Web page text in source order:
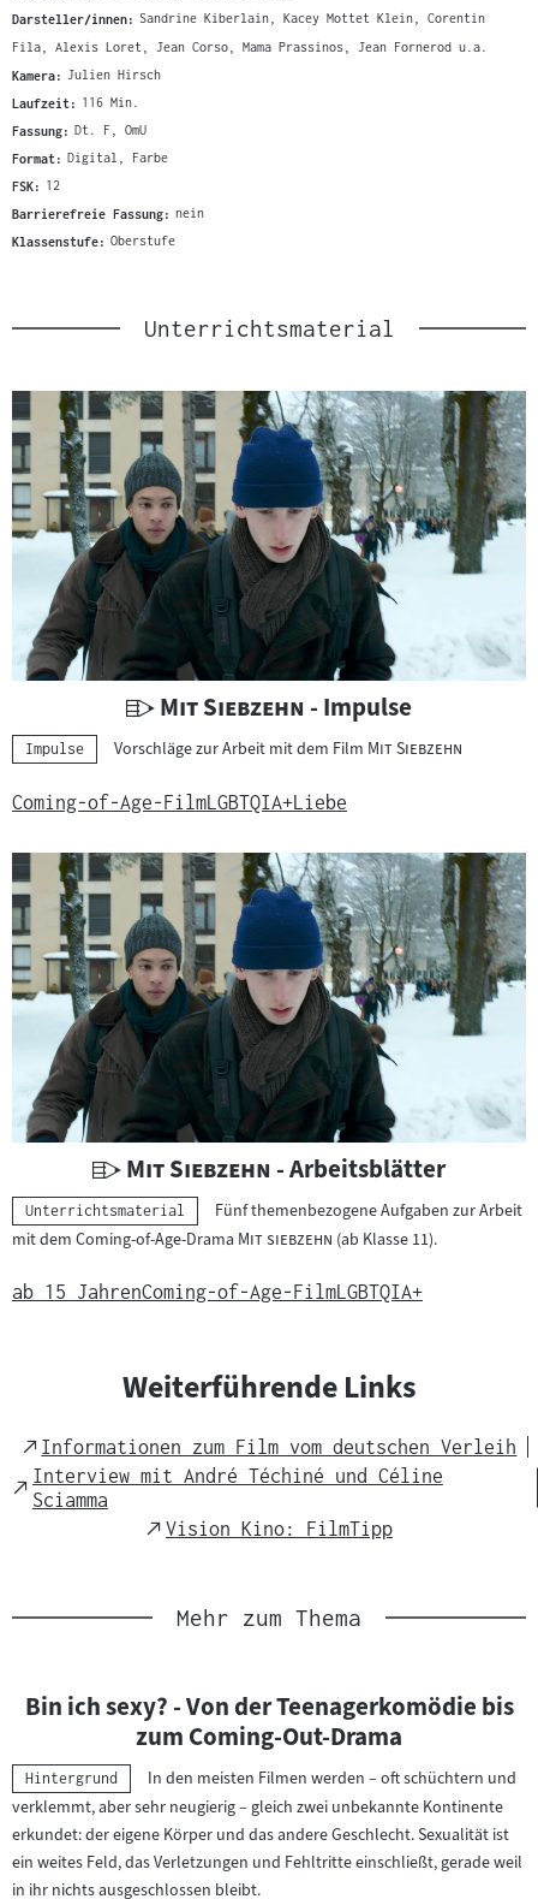
Darsteller/innen: Sandrine Kiberlain, Kacey Mottet Klein, Corentin
Fila, Alexis Loret, Jean Corso, Mama Prassinos, Jean Fornerod u.a.
Kamera: Julien Hirsch
Laufzeit: 116 Min.
Fassung: Dt. F, OmU
Format: Digital, Farbe
FSK: 12
Barrierefreie Fassung: nein
Klassenstufe: Oberstufe
Unterrichtsmaterial
U
n
e
r
i
c
h
t
s
m
r
i
a
l
"
Mit Siebzehn "
- Impulse
Kategorie:
Impulse Vorschläge zur Arbeit mit dem Film "Mit Siebzehn
Coming-of-Age-FilmLGBTQIA+Liebe
U
n
t
e
r
c
h
t
s
r
l
"
Mit Siebzehn "
- Arbeitsblätter
Kategorie:
Unterrichtsmaterial
Fünf themenbezogene Aufgaben zur Arbeit
mit dem Coming-of-Age-Drama "Mit siebzehn "(ab Klasse 11).
ab 15 JahrenComing-of-Age-FilmLGBTQIA+
Weiterführende Links
External
Link
Informationen zum Film vom deutschen Verleih
External
Link
Interview mit André Téchiné und Céline
Sciamma
External
Vision Kino: FilmTipp
Mehr zum Thema
Bin ich sexy? - Von der Teenagerkomödie bis
zum Coming-Out-Drama
Kategorie:
Hintergrund
In den meisten Filmen werden – oft schüchtern und
verklemmt, aber sehr neugierig – gleich zwei unbekannte Kontinente
erkundet: der eigene Körper und das andere Geschlecht. Sexualität ist
ein weites Feld, das Verletzungen und Fehltritte einschließt, gerade weil
in ihr nichts ausgeschlossen bleibt.